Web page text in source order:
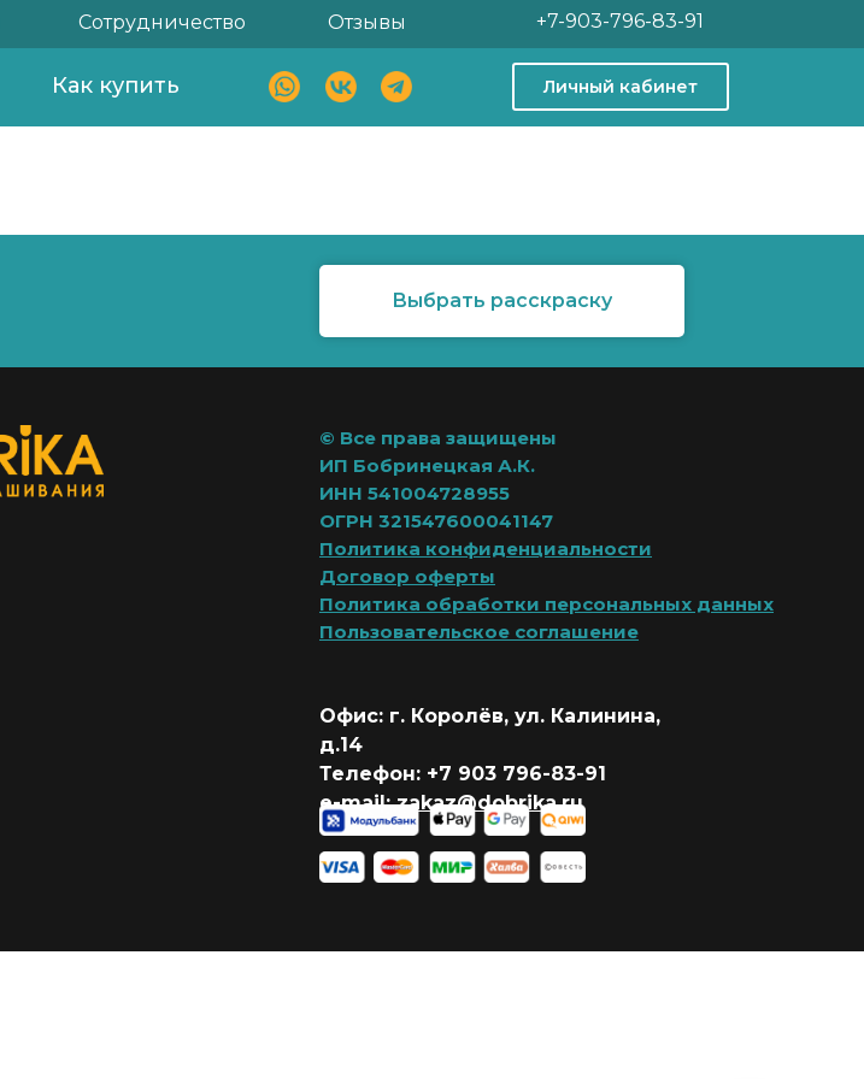
Сотрудничество +7-903-796-83-91
Отзывы
Как купить Личный кабинет
Выбрать расскраску
© Все права защищены
ИП Бобринецкая А.К.
ИНН 541004728955
ОГРН 321547600041147
Политика конфиденциальности
Договор оферты
Политика обработки персональных данных
Пользовательское соглашение
Офис: г. Королёв, ул. Калинина,
д.14
Телефон: +7 903 796-83-91
e-mail:zakaz@dobrika.ru